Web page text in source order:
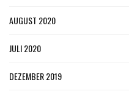
AUGUST 2020
JULI 2020
DEZEMBER 2019